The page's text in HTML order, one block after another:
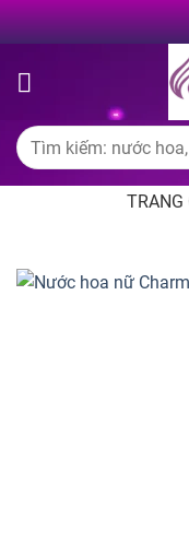
Chuyển
đến
dung
Tìm
kiếm:
TRANG